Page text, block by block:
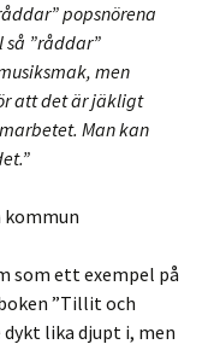
popsnörena
så ”råddar”
men
att det är jäkligt
Man kan
kommun
som ett exempel på
”Tillit och
lika djupt i, men